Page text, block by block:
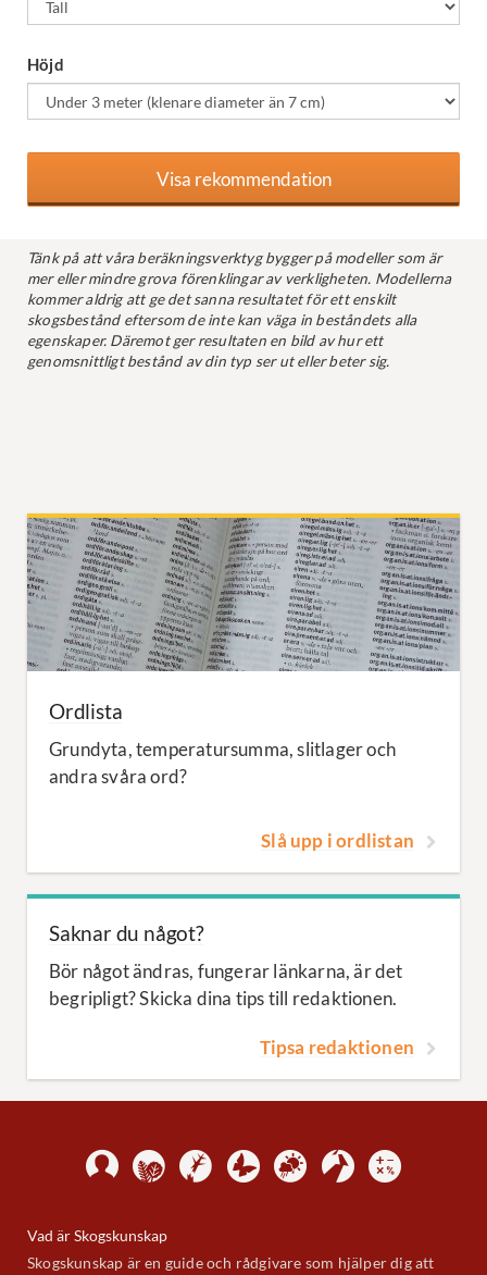
Höjd
Tänk på att våra beräkningsverktyg bygger på modeller som är
mer eller mindre grova förenklingar av verkligheten. Modellerna
kommer aldrig att ge det sanna resultatet för ett enskilt
skogsbestånd eftersom de inte kan väga in beståndets alla
egenskaper. Däremot ger resultaten en bild av hur ett
genomsnittligt bestånd av din typ ser ut eller beter sig.
Ordlista
Grundyta, temperatursumma, slitlager och
andra svåra ord?
Slå upp i ordlistan
Saknar du något?
Bör något ändras, fungerar länkarna, är det
begripligt? Skicka dina tips till redaktionen.
Tipsa redaktionen
Vad är Skogskunskap
Skogskunskap är en guide och rådgivare som hjälper dig att